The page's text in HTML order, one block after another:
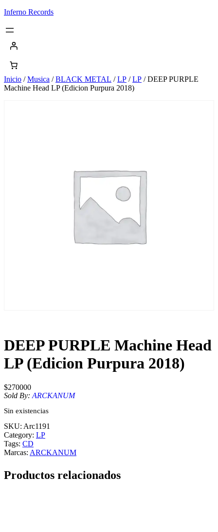
Saltar
contenido
Inferno Records
Inicio /Musica /BLACK METAL /LP /LP / DEEP PURPLE
Machine Head LP (Edicion Purpura 2018)
DEEP PURPLE Machine Head
LP (Edicion Purpura 2018)
$270000
Sold By: ARCKANUM
Sin existencias
SKU: Arc1191
Category: LP
Tags: CD
Marcas: ARCKANUM
Productos relacionados